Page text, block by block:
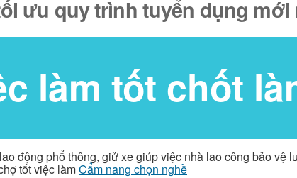
ưu quy trình tuyển dụng
làm tốt chốt
động phổ thông, giử xe giúp việc nhà lao công bảo vệ
tốt việc làmCẩm nang chọn nghề